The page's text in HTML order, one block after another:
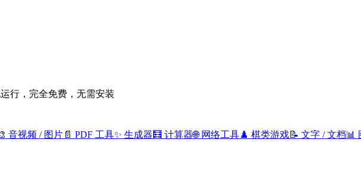
行，完全免费，无需安装
音视频 / 图片 📄 PDF 工具✨ 生成器🧮 计算器🌐 网络工具♟️ 棋类游戏📝 文字 / 文档📊